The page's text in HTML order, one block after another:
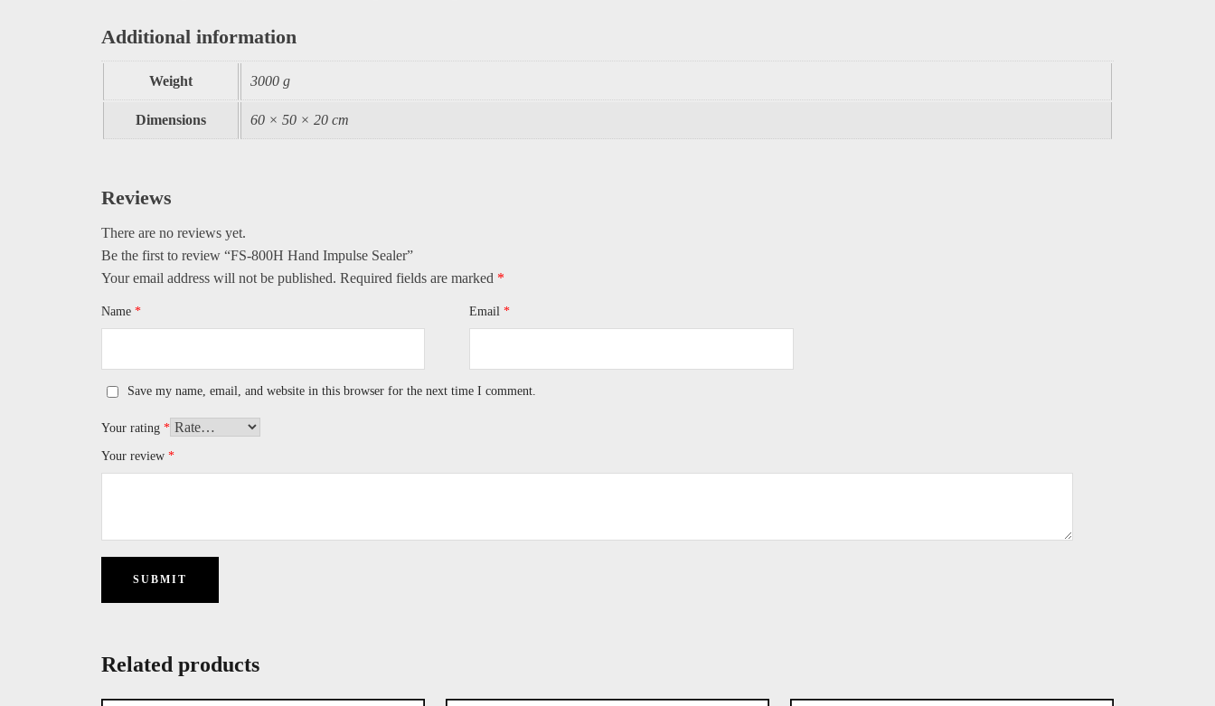
Additional information
Weight 3000 g
Dimensions 60 × 50 × 20 cm
Reviews
There are no reviews yet.
Be the first to review “FS-800H Hand Impulse Sealer​”
Your email address will not be published. Required fields are marked *
Name * Email*
Save my name, email, and website in this browser for the next time I comment.
Your rating *
Your review *
Related products